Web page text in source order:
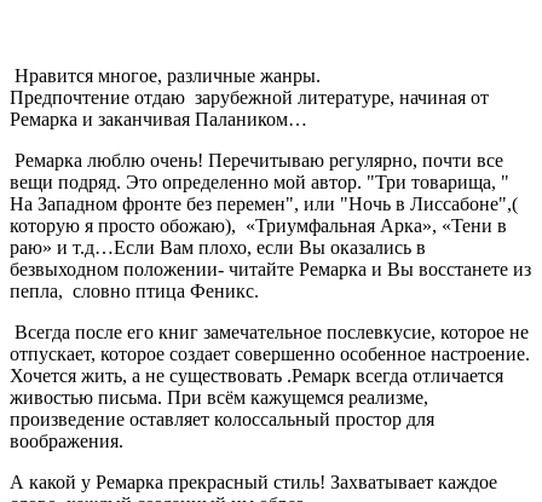
Нравится многое, различные жанры.
Предпочтение отдаю зарубежной литературе, начиная от
Ремарка и заканчивая Палаником…
Ремарка люблю очень! Перечитываю регулярно, почти все
вещи подряд. Это определенно мой автор. "Три товарища, "
На Западном фронте без перемен", или "Ночь в Лиссабоне",(
которую я просто обожаю), «Триумфальная Арка», «Тени в
раю» и т.д…Если Вам плохо, если Вы оказались в
безвыходном положении- читайте Ремарка и Вы восстанете из
пепла, словно птица Феникс.
Всегда после его книг замечательное послевкусие, которое не
отпускает, которое создает совершенно особенное настроение.
Хочется жить, а не существовать .Ремарк всегда отличается
живостью письма. При всём кажущемся реализме,
произведение оставляет колоссальный простор для
воображения.
А какой у Ремарка прекрасный стиль! Захватывает каждое